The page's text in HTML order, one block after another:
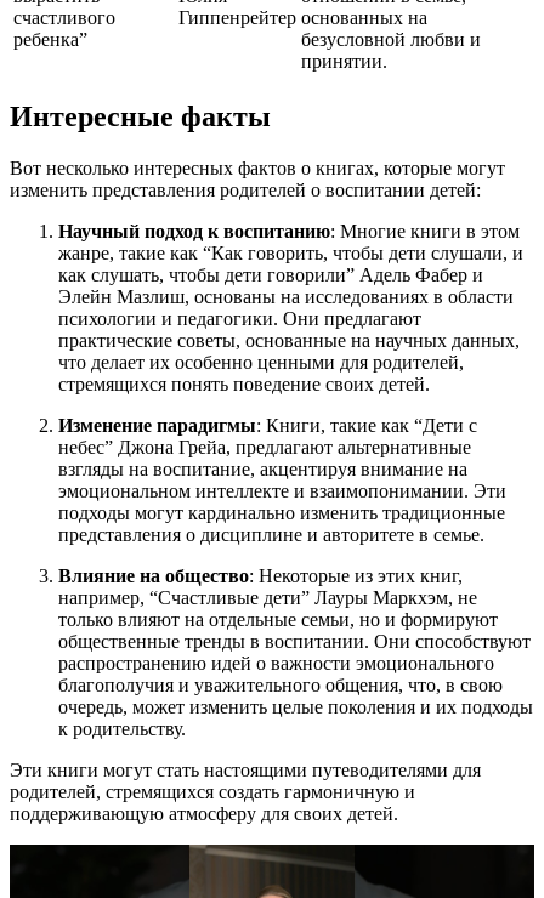
счастливого
ребенка”
Гиппенрейтер основанных на
безусловной любви и
принятии.
Интересные факты
Вот несколько интересных фактов о книгах, которые могут
изменить представления родителей о воспитании детей:
Научный подход к воспитанию: Многие книги в этом
жанре, такие как “Как говорить, чтобы дети слушали, и
как слушать, чтобы дети говорили” Адель Фабер и
Элейн Мазлиш, основаны на исследованиях в области
психологии и педагогики. Они предлагают
практические советы, основанные на научных данных,
что делает их особенно ценными для родителей,
стремящихся понять поведение своих детей.
Изменение парадигмы: Книги, такие как “Дети с
небес” Джона Грейа, предлагают альтернативные
взгляды на воспитание, акцентируя внимание на
эмоциональном интеллекте и взаимопонимании. Эти
подходы могут кардинально изменить традиционные
представления о дисциплине и авторитете в семье.
Влияние на общество: Некоторые из этих книг,
например, “Счастливые дети” Лауры Маркхэм, не
только влияют на отдельные семьи, но и формируют
общественные тренды в воспитании. Они способствуют
распространению идей о важности эмоционального
благополучия и уважительного общения, что, в свою
очередь, может изменить целые поколения и их подходы
к родительству.
Эти книги могут стать настоящими путеводителями для
родителей, стремящихся создать гармоничную и
поддерживающую атмосферу для своих детей.